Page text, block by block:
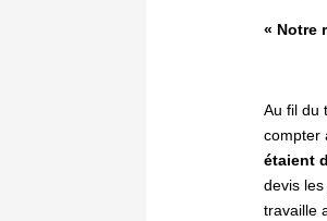
« Notre
Au fil du
compter
étaient
devis
travaille